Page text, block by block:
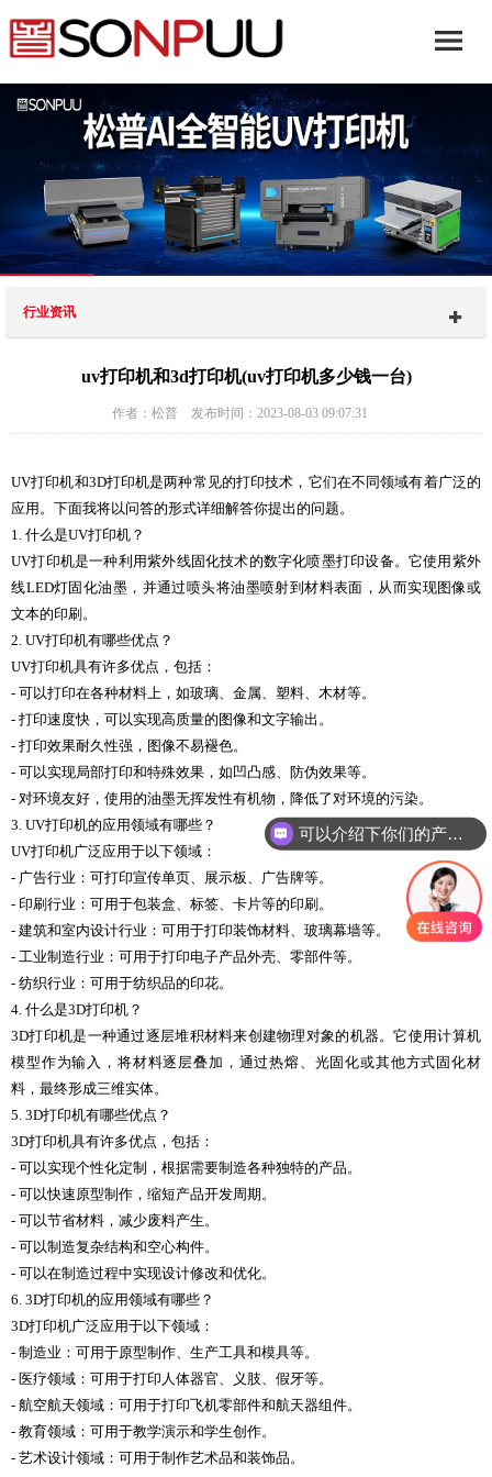
行业资讯
uv打印机和3d打印机(uv打印机多少钱一台)
作者：松普 发布时间：2023-08-03 09:07:31
UV打印机和3D打印机是两种常见的打印技术，它们在不同领域有着广泛的
应用。下面我将以问答的形式详细解答你提出的问题。
1. 什么是UV打印机？
UV打印机是一种利用紫外线固化技术的数字化喷墨打印设备。它使用紫外
线LED灯固化油墨，并通过喷头将油墨喷射到材料表面，从而实现图像或
文本的印刷。
2. UV打印机有哪些优点？
UV打印机具有许多优点，包括：
- 可以打印在各种材料上，如玻璃、金属、塑料、木材等。
- 打印速度快，可以实现高质量的图像和文字输出。
- 打印效果耐久性强，图像不易褪色。
- 可以实现局部打印和特殊效果，如凹凸感、防伪效果等。
- 对环境友好，使用的油墨无挥发性有机物，降低了对环境的污染。
3. UV打印机的应用领域有哪些？
UV打印机广泛应用于以下领域：
- 广告行业：可打印宣传单页、展示板、广告牌等。
- 印刷行业：可用于包装盒、标签、卡片等的印刷。
- 建筑和室内设计行业：可用于打印装饰材料、玻璃幕墙等。
- 工业制造行业：可用于打印电子产品外壳、零部件等。
- 纺织行业：可用于纺织品的印花。
4. 什么是3D打印机？
3D打印机是一种通过逐层堆积材料来创建物理对象的机器。它使用计算机
模型作为输入，将材料逐层叠加，通过热熔、光固化或其他方式固化材
料，最终形成三维实体。
5. 3D打印机有哪些优点？
3D打印机具有许多优点，包括：
- 可以实现个性化定制，根据需要制造各种独特的产品。
- 可以快速原型制作，缩短产品开发周期。
- 可以节省材料，减少废料产生。
- 可以制造复杂结构和空心构件。
- 可以在制造过程中实现设计修改和优化。
6. 3D打印机的应用领域有哪些？
3D打印机广泛应用于以下领域：
- 制造业：可用于原型制作、生产工具和模具等。
- 医疗领域：可用于打印人体器官、义肢、假牙等。
- 航空航天领域：可用于打印飞机零部件和航天器组件。
- 教育领域：可用于教学演示和学生创作。
- 艺术设计领域：可用于制作艺术品和装饰品。
可以介绍下你们的产品么